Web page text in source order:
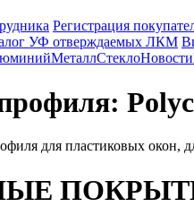
Регистрация
УФ отверждаемых ЛКМ
МеталлСтеклоНовости
для пластиковых окон,